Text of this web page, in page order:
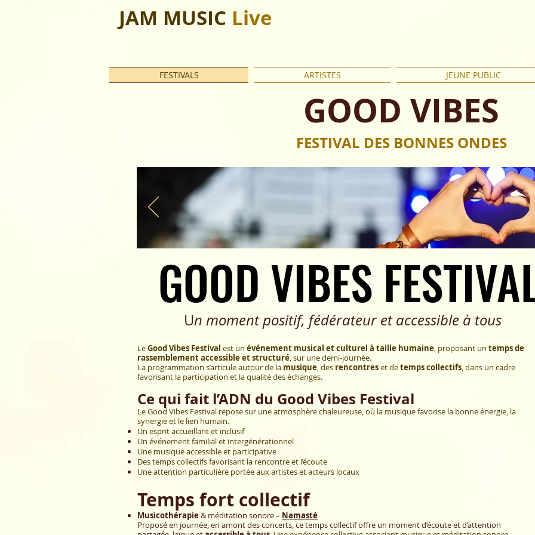
JAM MUSIC Live
FESTIVALS ARTISTES JEUNE PUBLIC
GOOD VIBES
FESTIVAL DES BONNES ONDES
GOOD VIBES
GOOD VIBES
​ Un moment positif, fédérateur et accessible à tous
LeGood Vibes Festival est un événement musical et culturel à taille humaine, proposant un temps de
rassemblement accessible et structuré, sur une demi-journée.
La programmation s’articule autour de la musique, des rencontresetdetemps collectifs, dans un cadre
favorisant la participation et la qualité des échanges.
Ce qui fait l’ADN du Good Vibes Festival
Le Good Vibes Festival repose sur une atmosphère chaleureuse, où la musique favorise la bonne énergie, la
synergie et le lien humain.
Un esprit accueillant et inclusif
Un événement familial et intergénérationnel
Une musique accessible et participative
Des temps collectifs favorisant la rencontre et l’écoute
Une attention particulière portée aux artistes et acteurs locaux
Temps fort collectif
Musicothérapie & méditation sonore – Namasté
Proposé en journée, en amont des concerts, ce temps collectif offre un moment d’écoute et d’attention